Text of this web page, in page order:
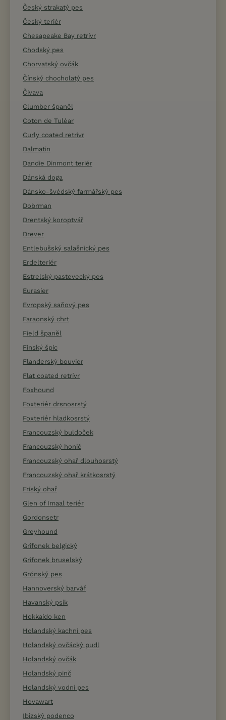
Český strakatý pes
Český teriér
Chesapeake Bay retrívr
Chodský pes
Chorvatský ovčák
Čínský chocholatý pes
Čivava
Clumber španěl
Coton de Tuléar
Curly coated retrívr
Dalmatin
Dandie Dinmont teriér
Dánská doga
Dánsko-švédský farmářský pes
Dobrman
Drentský koroptvář
Drever
Entlebušský salašnický pes
Erdelteriér
Estrelský pastevecký pes
Eurasier
Evropský saňový pes
Faraonský chrt
Field španěl
Finský špic
Flanderský bouvier
Flat coated retrívr
Foxhound
Foxteriér drsnosrstý
Foxteriér hladkosrstý
Francouzský buldoček
Francouzský honič
Francouzský ohař dlouhosrstý
Francouzský ohař krátkosrstý
Fríský ohař
Glen of Imaal teriér
Gordonsetr
Greyhound
Grifonek belgický
Grifonek bruselský
Grónský pes
Hannoverský barvář
Havanský psík
Hokkaido ken
Holandský kachní pes
Holandský ovčácký pudl
Holandský ovčák
Holandský pinč
Holandský vodní pes
Hovawart
Ibizský podenco